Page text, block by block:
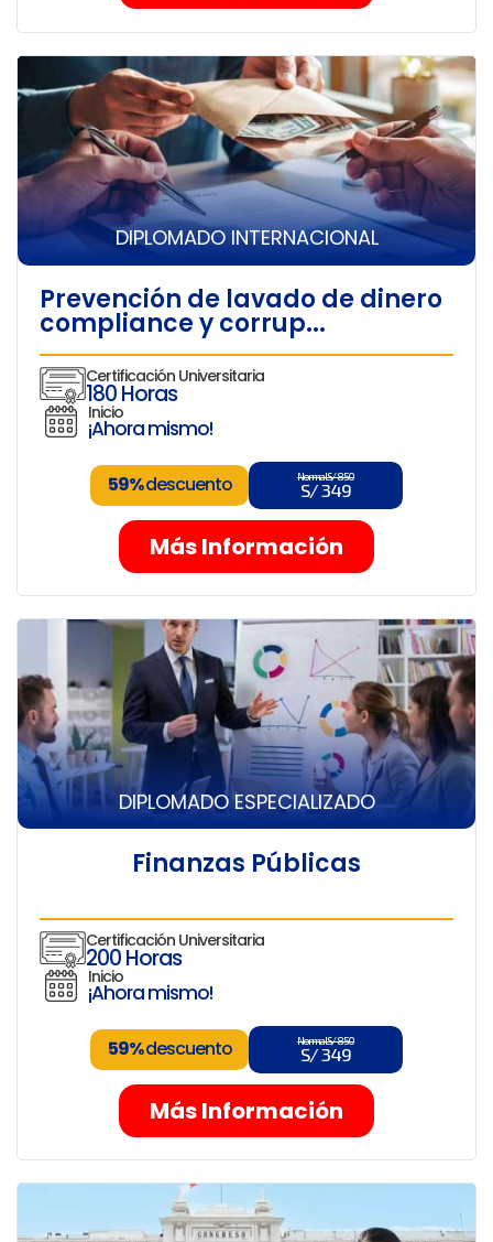
DIPLOMADO INTERNACIONAL
Prevención de lavado de dinero
compliance y corrup...
Certificación Universitaria
180 Horas
Inicio
¡Ahora mismo!
59%descuento Normal S/ 850
S/ 349
Más Información
DIPLOMADO ESPECIALIZADO
Finanzas Públicas
Certificación Universitaria
200 Horas
Inicio
¡Ahora mismo!
59%descuento Normal S/ 850
S/ 349
Más Información